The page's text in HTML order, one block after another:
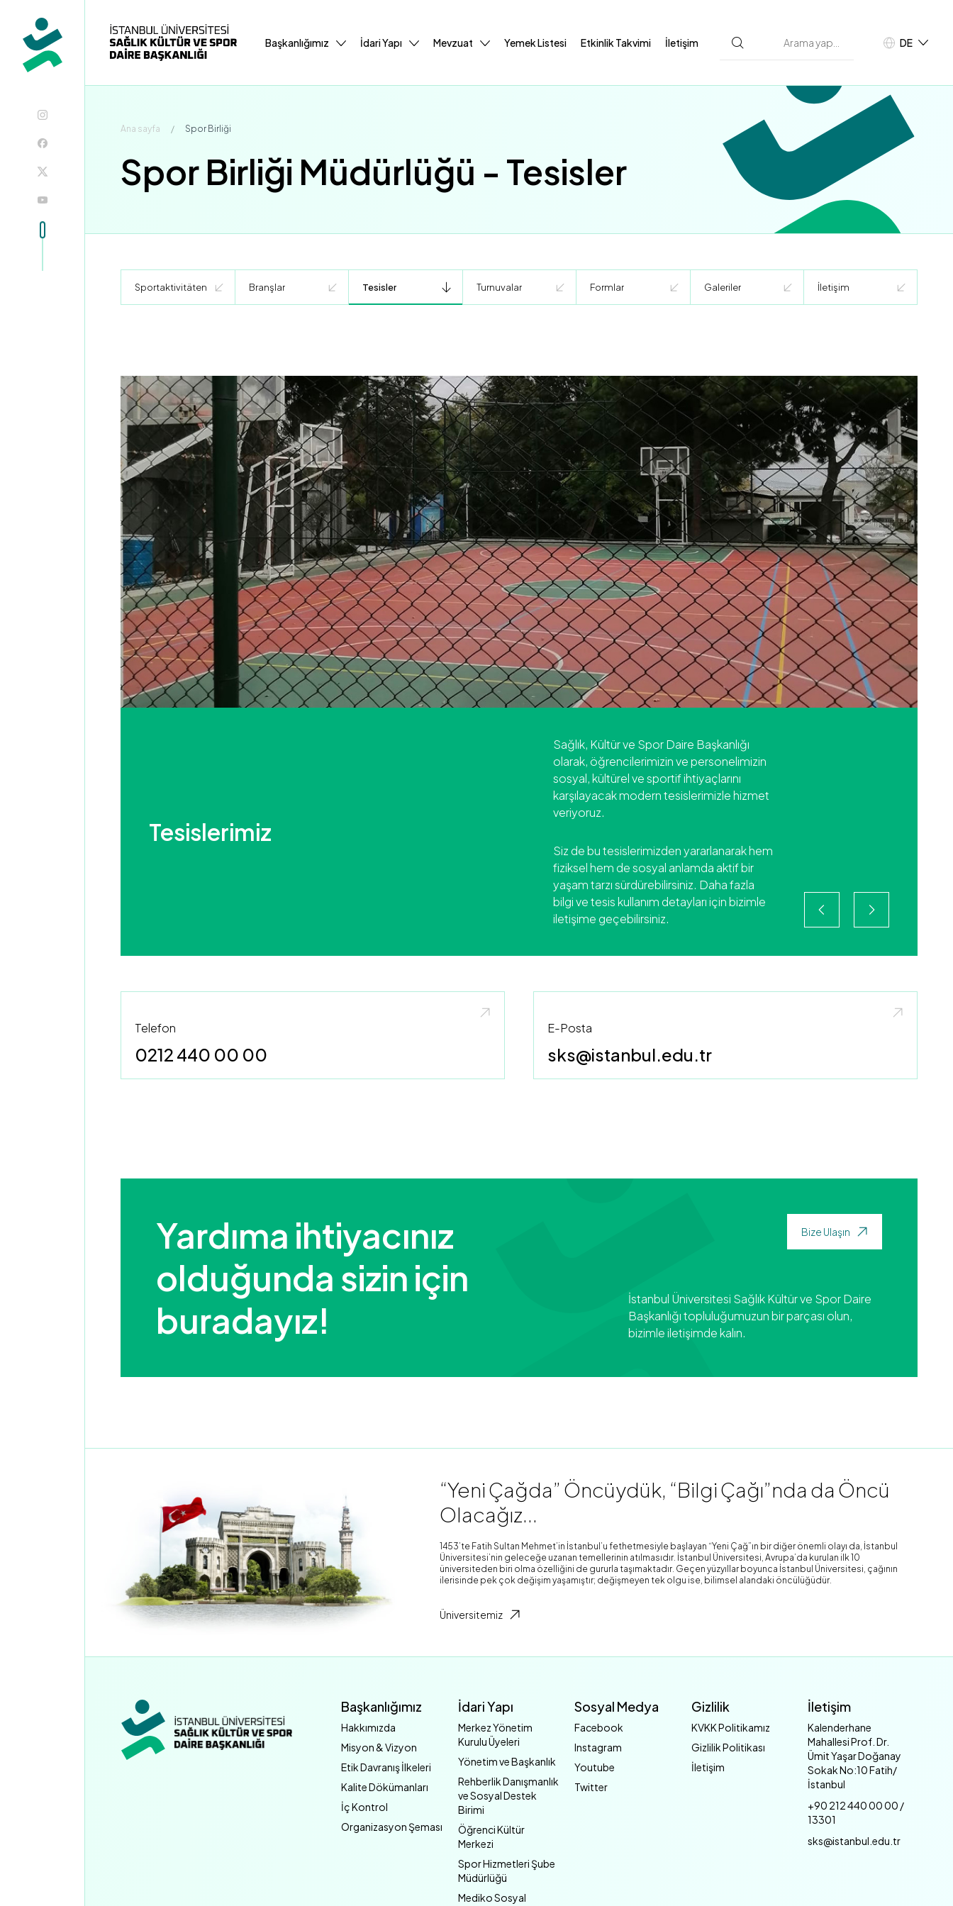
Başkanlığımız İdari Yapı Mevzuat Yemek Listesi Etkinlik Takvimi İletişim DE
Ana sayfa / Spor Birliği
Spor Birliği Müdürlüğü - Tesisler
Sportaktivitäten Branşlar Tesisler Turnuvalar Formlar Galeriler İletişim
Tesislerimiz
Sağlık, Kültür ve Spor Daire Başkanlığı
olarak, öğrencilerimizin ve personelimizin
sosyal, kültürel ve sportif ihtiyaçlarını
karşılayacak modern tesislerimizle hizmet
veriyoruz.
Siz de bu tesislerimizden yararlanarak hem
fiziksel hem de sosyal anlamda aktif bir
yaşam tarzı sürdürebilirsiniz. Daha fazla
bilgi ve tesis kullanım detayları için bizimle
iletişime geçebilirsiniz.
Telefon
0212 440 00 00
E-Posta
sks@istanbul.edu.tr
Yardıma ihtiyacınız
olduğunda sizin için
buradayız!
Bize Ulaşın
İstanbul Üniversitesi Sağlık Kültür ve Spor Daire
Başkanlığı topluluğumuzun bir parçası olun,
bizimle iletişimde kalın.
“Yeni Çağda” Öncüydük, “Bilgi Çağı”nda da Öncü
Olacağız...
1453’te Fatih Sultan Mehmet’in İstanbul’u fethetmesiyle başlayan “Yeni Çağ”ın bir diğer önemli olayı da, İstanbul
Üniversitesi’nin geleceğe uzanan temellerinin atılmasıdır. İstanbul Üniversitesi, Avrupa’da kurulan ilk 10
üniversiteden biri olma özelliğini de gururla taşımaktadır. Geçen yüzyıllar boyunca İstanbul Üniversitesi, çağının
ilerisinde pek çok değişim yaşamıştır; değişmeyen tek olgu ise, bilimsel alandaki öncülüğüdür.
Üniversitemiz
Başkanlığımız
Hakkımızda
Misyon & Vizyon
Etik Davranış İlkeleri
Kalite Dökümanları
İç Kontrol
Organizasyon Şeması
İdari Yapı
Merkez Yönetim
Kurulu Üyeleri
Yönetim ve Başkanlık
Rehberlik Danışmanlık
ve Sosyal Destek
Birimi
Öğrenci Kültür
Merkezi
Spor Hizmetleri Şube
Müdürlüğü
Mediko Sosyal
Sosyal Medya
Facebook
Instagram
Youtube
Twitter
Gizlilik
KVKK Politikamız
Gizlilik Politikası
İletişim
İletişim
Kalenderhane
Mahallesi Prof. Dr.
Ümit Yaşar Doğanay
Sokak No:10 Fatih/
İstanbul
+90 212 440 00 00 /
13301
sks@istanbul.edu.tr